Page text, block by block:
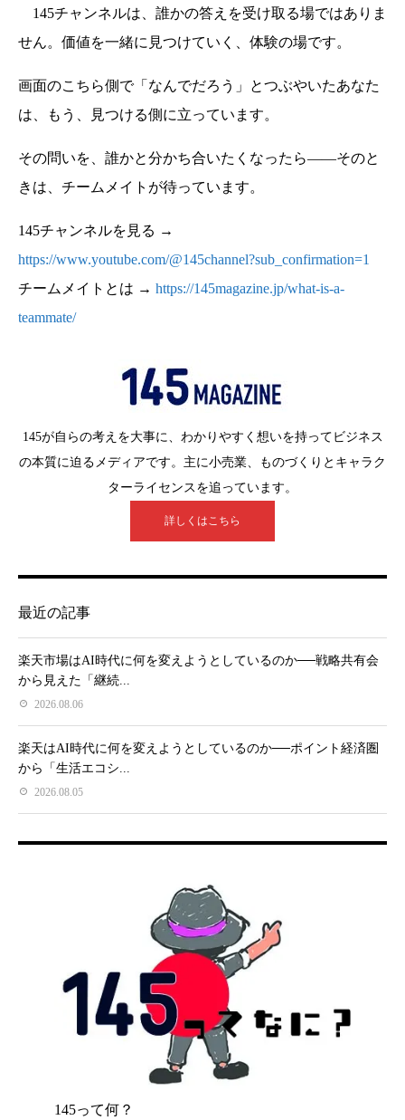
145チャンネルは、誰かの答えを受け取る場ではありま
せん。価値を一緒に見つけていく、体験の場です。
画面のこちら側で「なんでだろう」とつぶやいたあなた
は、もう、見つける側に立っています。
その問いを、誰かと分かち合いたくなったら――そのと
きは、チームメイトが待っています。
145チャンネルを見る →
https://www.youtube.com/@145channel?sub_confirmation=1
チームメイトとは → https://145magazine.jp/what-is-a-
teammate/
145が自らの考えを大事に、わかりやすく想いを持ってビジネス
の本質に迫るメディアです。主に小売業、ものづくりとキャラク
ターライセンスを追っています。
詳しくはこちら
最近の記事
楽天市場はAI時代に何を変えようとしているのか──戦略共有会
から見えた「継続...
2026.08.06
楽天はAI時代に何を変えようとしているのか──ポイント経済圏
から「生活エコシ...
2026.08.05
145って何？